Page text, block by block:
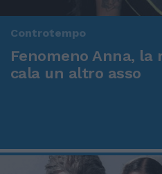
Controtempo
Fenomeno Anna, la
cala un altro asso